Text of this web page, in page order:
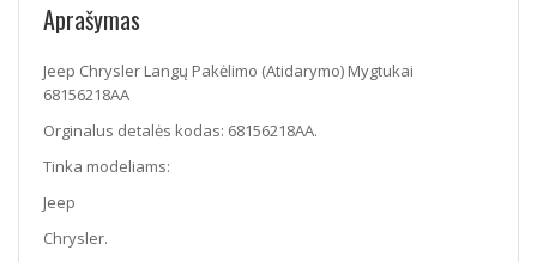
Aprašymas
Jeep Chrysler Langų Pakėlimo (Atidarymo) Mygtukai
68156218AA
Orginalus detalės kodas: 68156218AA.
Tinka modeliams:
Jeep
Chrysler.